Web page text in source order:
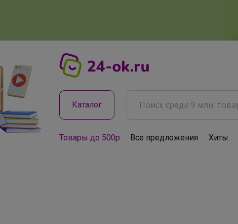
Каталог
Товары до 500р Все предложения Хиты